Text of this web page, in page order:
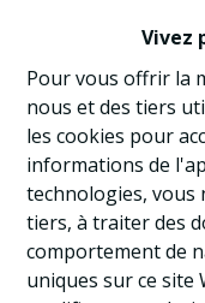
Vivez
Pour vous offrir la
nous et des tiers
les cookies pour
informations de
technologies, vous
tiers, à traiter des
comportement de
uniques sur ce site
LOUÉ